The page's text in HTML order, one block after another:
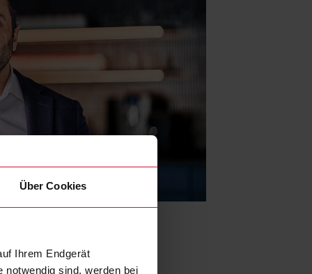
Über Cookies
Ihrem Endgerät
notwendig sind, werden bei